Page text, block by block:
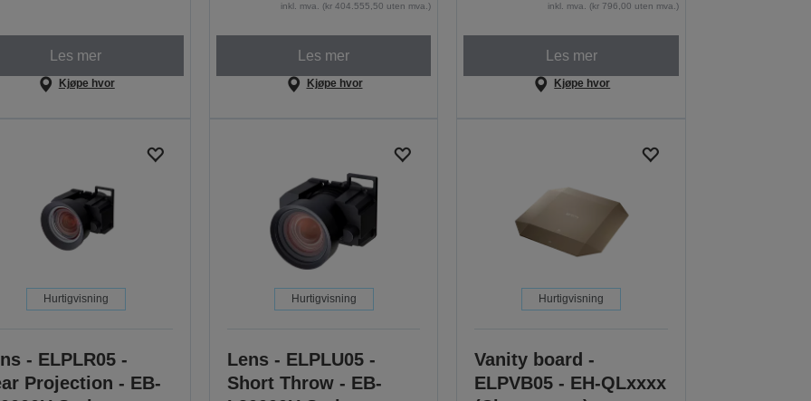
Les mer
Kjøpe hvor
inkl. mva. (kr 404.555,50 uten mva.)
Les mer
Kjøpe hvor
inkl. mva. (kr 796,00 uten mva.)
Les mer
Kjøpe hvor
Hurtigvisning
- ELPLR05 -
Projection - EB-
Hurtigvisning
Lens - ELPLU05 -
Short Throw - EB-
Hurtigvisning
Vanity board -
ELPVB05 - EH-QLxxxx